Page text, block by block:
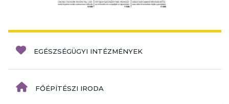
EGÉSZSÉGÜGYI INTÉZMÉNYEK
FŐÉPÍTÉSZI IRODA